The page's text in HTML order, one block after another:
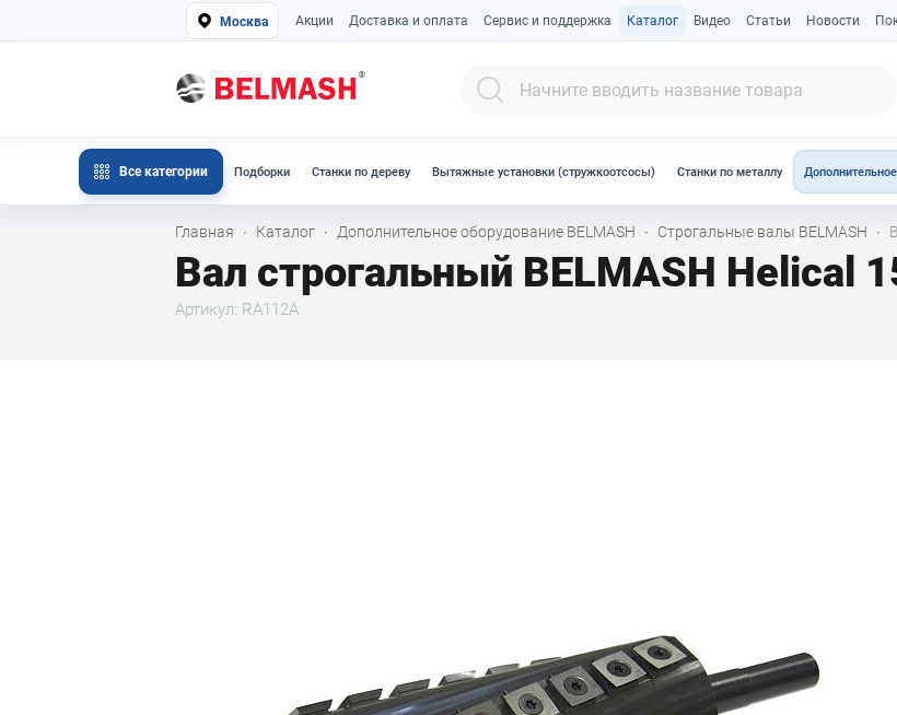
Москва Акции Доставка и оплата Сервис и поддержка Каталог Видео Статьи Новости
Все категории Подборки Станки по дереву Вытяжные установки (стружкоотсосы) Станки по металлу
Главная · Каталог · Дополнительное оборудование BELMASH · Строгальные валы BELMASH ·
Вал строгальный BELMASH Helical
Артикул: RA112A